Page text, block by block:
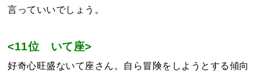
言っていいでしょう。
<11位 いて座>
好奇心旺盛ないて座さん。自ら冒険をしようとする傾向